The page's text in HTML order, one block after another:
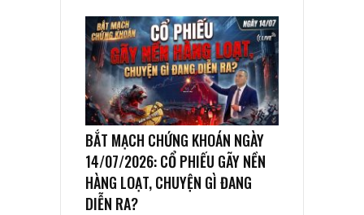
BẮT MẠCH CHỨNG KHOÁN NGÀY
14/07/2026: CỔ PHIẾU GÃY NỀN
HÀNG LOẠT, CHUYỆN GÌ ĐANG
DIỄN RA?